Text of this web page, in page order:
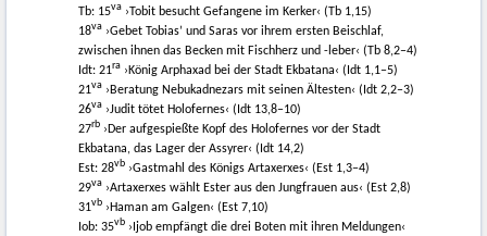
Tb: 15va ›Tobit besucht Gefangene im Kerker‹ (Tb 1,15)
18va ›Gebet Tobias’ und Saras vor ihrem ersten Beischlaf,
zwischen ihnen das Becken mit Fischherz und -leber‹ (Tb 8,2–4)
Idt: 21ra ›König Arphaxad bei der Stadt Ekbatana‹ (Idt 1,1–5)
21va ›Beratung Nebukadnezars mit seinen Ältesten‹ (Idt 2,2–3)
26va ›Judit tötet Holofernes‹ (Idt 13,8–10)
27rb ›Der aufgespießte Kopf des Holofernes vor der Stadt
Ekbatana, das Lager der Assyrer‹ (Idt 14,2)
Est: 28vb ›Gastmahl des Königs Artaxerxes‹ (Est 1,3–4)
29va ›Artaxerxes wählt Ester aus den Jungfrauen aus‹ (Est 2,8)
31vb ›Haman am Galgen‹ (Est 7,10)
Iob: 35vb ›Ijob empfängt die drei Boten mit ihren Meldungen‹